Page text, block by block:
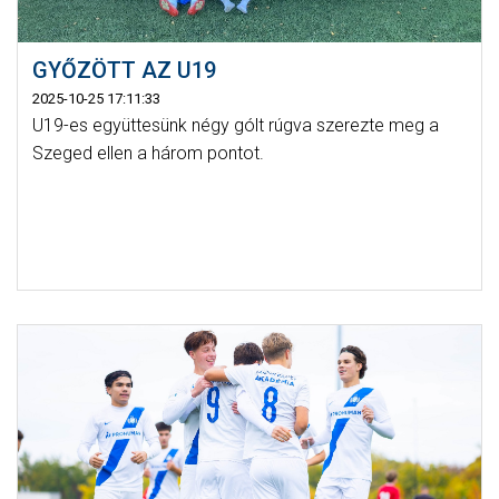
GYŐZÖTT AZ U19
2025-10-25 17:11:33
U19-es együttesünk négy gólt rúgva szerezte meg a
Szeged ellen a három pontot.